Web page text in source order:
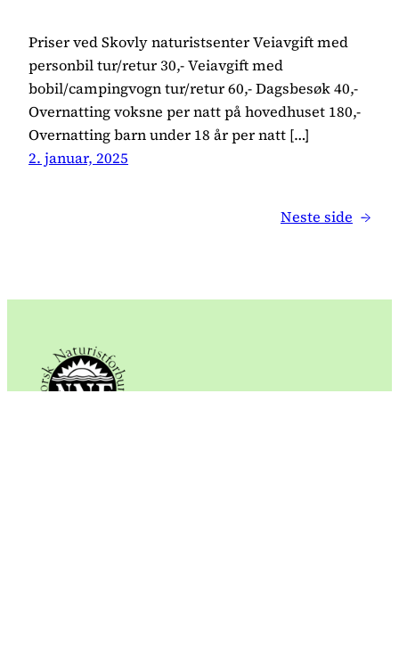
Priser ved Skovly naturistsenter Veiavgift med
personbil tur/retur 30,- Veiavgift med
bobil/campingvogn tur/retur 60,- Dagsbesøk 40,-
Overnatting voksne per natt på hovedhuset 180,-
Overnatting barn under 18 år per natt […]
2. januar, 2025
Neste side →